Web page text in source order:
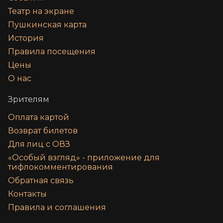
Театр на экране
Пушкинская карта
История
Правила посещения
Цены
О нас
Зрителям
Оплата картой
Возврат билетов
Для лиц с ОВЗ
«‎Особый взгляд» - приложение для
тифлокомментирования
Обратная связь
Контакты
Правила и соглашения